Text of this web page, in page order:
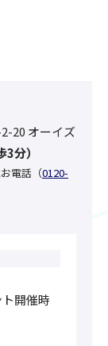
20 オーイズ
3分）
電話（0120-
開催時